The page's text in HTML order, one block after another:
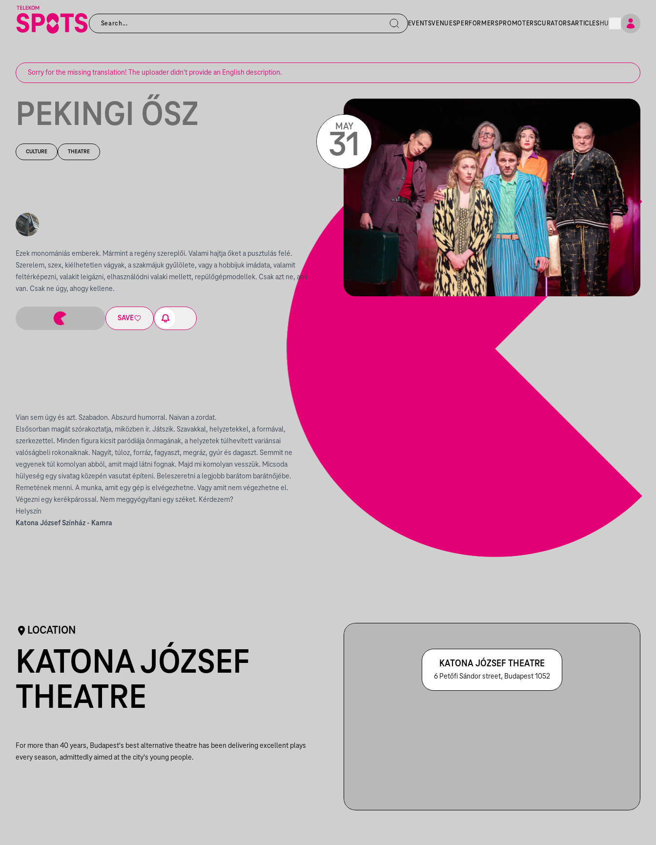
EVENTSVENUESPERFORMERS PROMOTERSCURATORSARTICLES HU
Sorry for the missing translation! The uploader didn't provide an English description.
PEKINGI ŐSZ
CULTURE THEATRE
Ezek monomániás emberek. Mármint a regény szereplői. Valami hajtja őket a pusztulás felé.
Szerelem, szex, kiélhetetlen vágyak, a szakmájuk gyűlölete, vagy a hobbijuk imádata, valamit
feltérképezni, valakit leigázni, elhasználódni valaki mellett, repülőgépmodellek. Csak azt ne, ami
van. Csak ne úgy, ahogy kellene.
SAVE
MAY
31
Vian sem úgy és azt. Szabadon. Abszurd humorral. Naivan a zordat.
Elsősorban magát szórakoztatja, miközben ír. Játszik. Szavakkal, helyzetekkel, a formával,
szerkezettel. Minden figura kicsit paródiája önmagának, a helyzetek túlhevített variánsai
valóságbeli rokonaiknak. Nagyít, túloz, forráz, fagyaszt, megráz, gyúr és dagaszt. Semmit ne
vegyenek túl komolyan abból, amit majd látni fognak. Majd mi komolyan vesszük. Micsoda
hülyeség egy sivatag közepén vasutat építeni. Beleszeretni a legjobb barátom barátnőjébe.
Remetének menni. A munka, amit egy gép is elvégezhetne. Vagy amit nem végezhetne el.
Végezni egy kerékpárossal. Nem meggyógyítani egy széket. Kérdezem?
Helyszín
Katona József Színház - Kamra
LOCATION
KATONA JÓZSEF
THEATRE
For more than 40 years, Budapest's best alternative theatre has been delivering excellent plays
every season, admittedly aimed at the city's young people.
KATONA JÓZSEF THEATRE
6 Petőfi Sándor street, Budapest 1052